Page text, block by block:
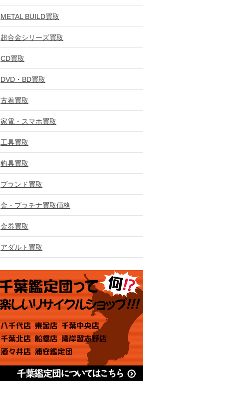
METAL BUILD買取
超合金シリーズ買取
CD買取
DVD・BD買取
古着買取
家電・スマホ買取
工具買取
釣具買取
ブランド買取
金・プラチナ買取価格
金券買取
アダルト買取